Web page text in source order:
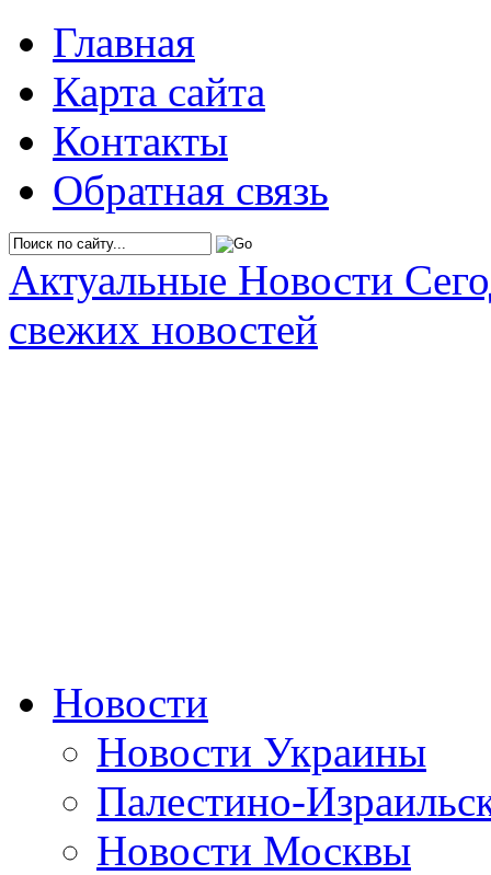
Главная
Карта сайта
Контакты
Обратная связь
Актуальные Новости
свежих новостей
Новости
Новости Украины
Палестино-
Новости Москвы